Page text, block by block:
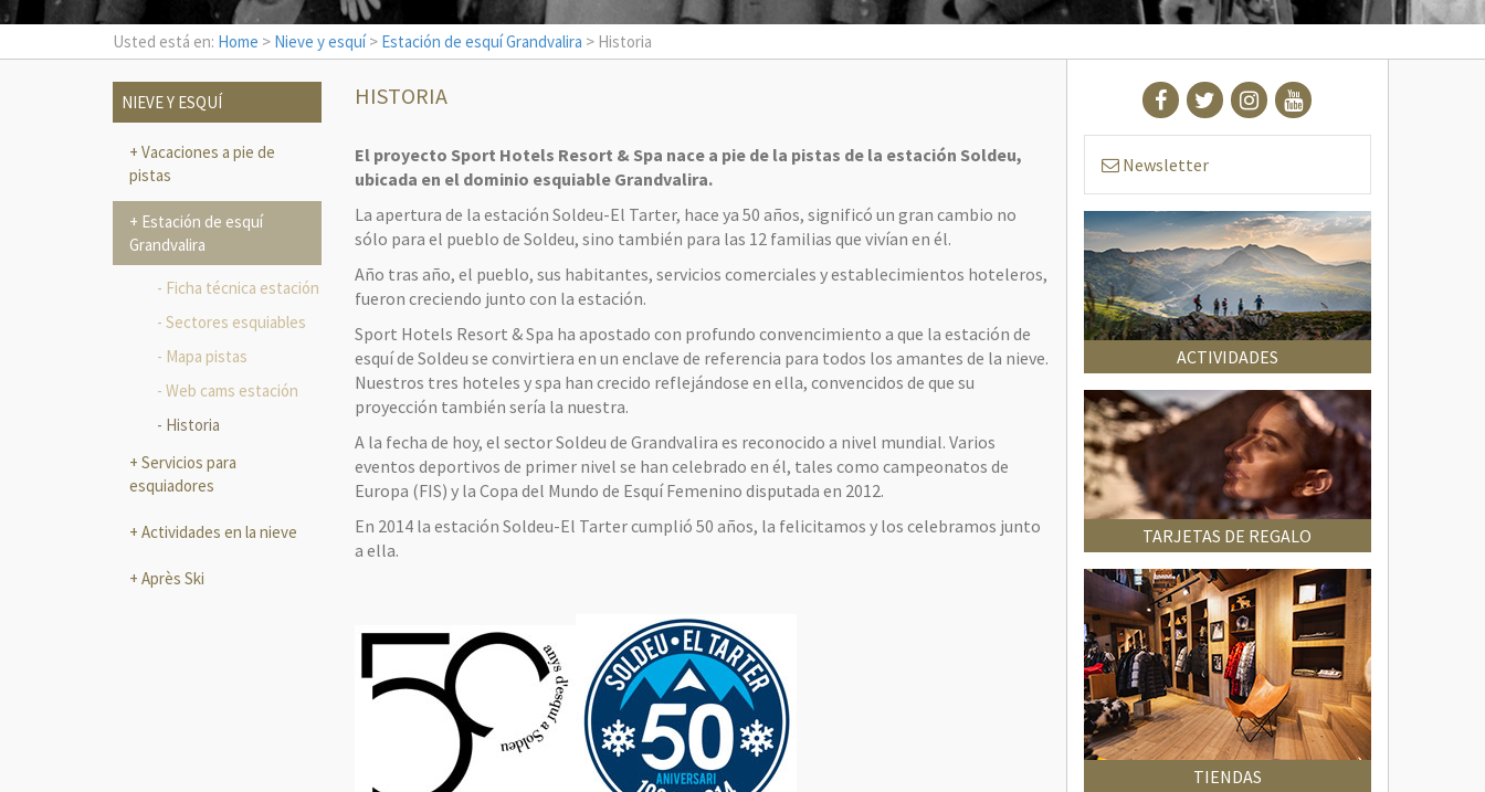
Usted está en: Home > Nieve y esquí> Estación de esquí Grandvalira > Historia
NIEVE Y ESQUÍ
Vacaciones a pie de
pistas
Estación de esquí
Grandvalira
Ficha técnica estación
Sectores esquiables
Mapa pistas
Web cams estación
Historia
Servicios para
esquiadores
Actividades en la nieve
Après Ski
HISTORIA
El proyecto Sport Hotels Resort & Spa nace a pie de la pistas de la estación Soldeu,
ubicada en el dominio esquiable Grandvalira.
La apertura de la estación Soldeu-El Tarter, hace ya 50 años, significó un gran cambio no
sólo para el pueblo de Soldeu, sino también para las 12 familias que vivían en él.
Año tras año, el pueblo, sus habitantes, servicios comerciales y establecimientos hoteleros,
fueron creciendo junto con la estación.
Sport Hotels Resort & Spa ha apostado con profundo convencimiento a que la estación de
esquí de Soldeu se convirtiera en un enclave de referencia para todos los amantes de la nieve.
Nuestros tres hoteles y spa han crecido reflejándose en ella, convencidos de que su
proyección también sería la nuestra.
A la fecha de hoy, el sector Soldeu de Grandvalira es reconocido a nivel mundial. Varios
eventos deportivos de primer nivel se han celebrado en él, tales como campeonatos de
Europa (FIS) y la Copa del Mundo de Esquí Femenino disputada en 2012.
En 2014 la estación Soldeu-El Tarter cumplió 50 años, la felicitamos y los celebramos junto
a ella.
Newsletter
ACTIVIDADES
TARJETAS DE REGALO
TIENDAS